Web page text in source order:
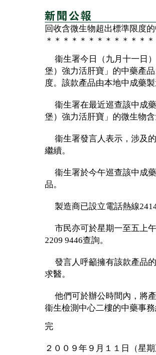
回收含微生物超出標準限度
＊＊＊＊＊＊＊＊＊＊＊＊
衞生署今日（九月十一日
堡）強力活肝寶」的中藥產
度。該款產品由本地中成藥
衞生署在最近巡查該中成
堡）強力活肝寶」的微生物
衞生署發言人表示，涉及
繼續。
衞生署於今午巡查該中成
品。
製造商已設立電話熱線
市民亦可於星期一至五上
2209 9446查詢。
發言人呼籲擁有該款產品
求醫。
他們可於辦公時間內，將
衞生檢測中心二樓的中藥事
完
２００９年９月１１日（星